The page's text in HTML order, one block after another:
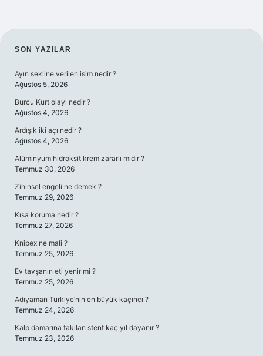
SIDEBAR
SON YAZILAR
Ayın sekline verilen isim nedir ?
Ağustos 5, 2026
Burcu Kurt olayı nedir ?
Ağustos 4, 2026
Ardışık iki açı nedir ?
Ağustos 4, 2026
Alüminyum hidroksit krem zararlı mıdır ?
Temmuz 30, 2026
Zihinsel engeli ne demek ?
Temmuz 29, 2026
Kısa koruma nedir ?
Temmuz 27, 2026
Knipex ne mali ?
Temmuz 25, 2026
Ev tavşanın eti yenir mi ?
Temmuz 25, 2026
Adıyaman Türkiye’nin en büyük kaçıncı ?
Temmuz 24, 2026
Kalp damarına takılan stent kaç yıl dayanır ?
Temmuz 23, 2026